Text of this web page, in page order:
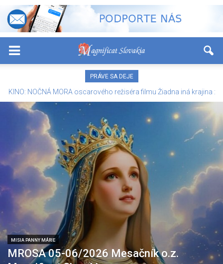
PRÁVE SA DEJE
KINO: NOČNÁ MORA oscarového režiséra filmu Žiadna iná krajina :
Jeho dom prepadli izraelskí vojaci
MISIA PANNY MÁRIE
MROSA 05-06/2026 Mesačník o.z.
+